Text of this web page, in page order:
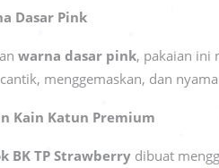
Dasar Pink
warna dasar pink, pakaian ini
menggemaskan, dan
Kain Katun Premium
BK TP Strawberry dibuat